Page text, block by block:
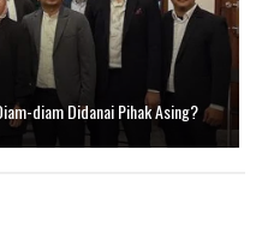
diam Didanai Pihak Asing?